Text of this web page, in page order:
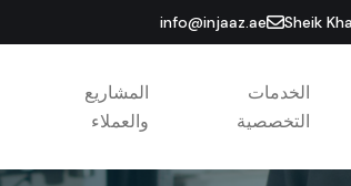
Sheik
info@injaaz.ae
الخدمات
التخصصية
المشاريع
والعملاء